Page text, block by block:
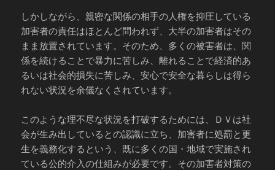
しかしながら、親密な関係の相手の人権を抑圧している
加害者の責任はほとんど問われず、大半の加害者はその
まま放置されています。そのため、多くの被害者は、関
係を続けることで暴力に苦しみ、離れることで経済的あ
るいは社会的損失に苦しみ、安心で安全な暮らしは得ら
れない状況を余儀なくされています。
このような理不尽な状況を打破するためには、ＤＶは社
会が生み出しているとの認識に立ち、加害者に処罰と更
生を義務化するという、既に多くの国・地域で実施され
ている公的介入の仕組みが必要です。その加害者対策の